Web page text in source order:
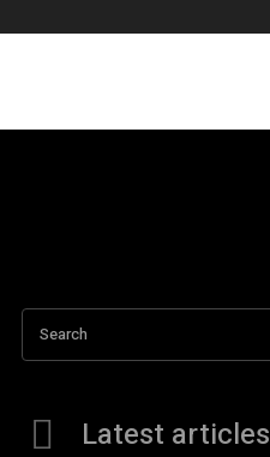
Search
Latest articles